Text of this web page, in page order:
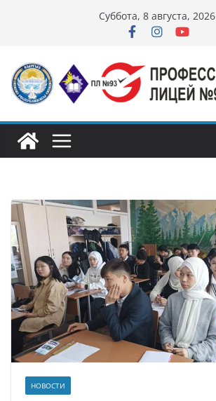
Суббота, 8 августа, 2026
НОВОСТИ